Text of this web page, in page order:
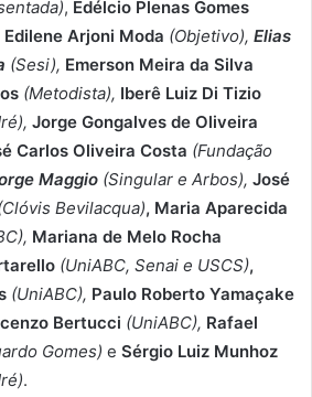
, Edélcio Plenas Gomes
Edilene Arjoni Moda (Objetivo), Elias
(Sesi), Emerson Meira da Silva
(Metodista), Iberê Luiz Di Tizio
Jorge Gongalves de Oliveira
Carlos Oliveira Costa (Fundação
Maggio (Singular e Arbos), José
Bevilacqua), Maria Aparecida
Mariana de Melo Rocha
(UniABC, Senai e USCS),
(UniABC), Paulo Roberto Yamaçake
Bertucci (UniABC), Rafael
Gomes) e Sérgio Luiz Munhoz
.